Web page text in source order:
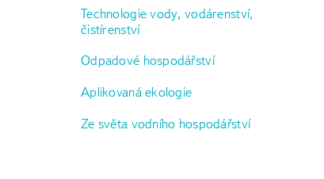
Technologie vody, vodárenství,
čistírenství
Odpadové hospodářství
Aplikovaná ekologie
Ze světa vodního hospodářství